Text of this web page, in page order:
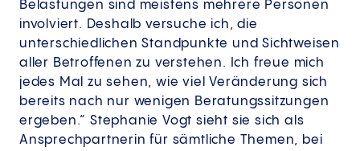
Belastungen sind meistens mehrere Personen
involviert. Deshalb versuche ich, die
unterschiedlichen Standpunkte und Sichtweisen
aller Betroffenen zu verstehen. Ich freue mich
jedes Mal zu sehen, wie viel Veränderung sich
bereits nach nur wenigen Beratungssitzungen
ergeben.“ Stephanie Vogt sieht sie sich als
Ansprechpartnerin für sämtliche Themen, bei